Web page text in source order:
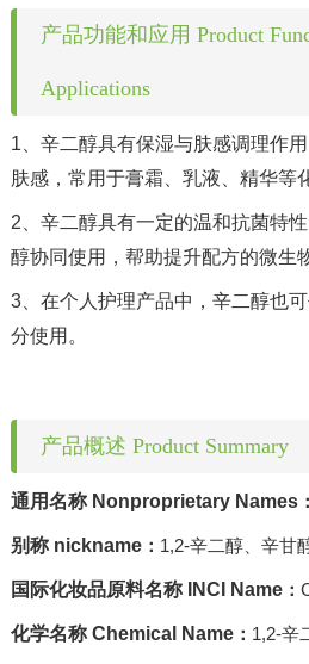
产品功能和应用 Product
Applications
1、辛二醇具有保湿与肤感调理作
肤感，常用于膏霜、乳液、精华等
2、辛二醇具有一定的温和抗菌特
醇协同使用，帮助提升配方的微生
3、在个人护理产品中，辛二醇也
分使用。
产品概述 Product Summary
通用名称 Nonproprietary Names：
别称 nickname： 1,2-辛二醇、辛甘
国际化妆品原料名称 INCI Name：
化学名称 Chemical Name： 1,2-辛